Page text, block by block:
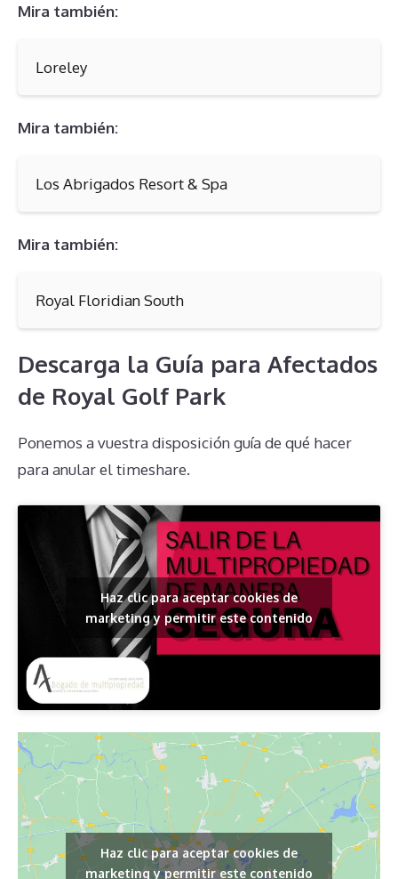
Mira también:
Loreley
Mira también:
Los Abrigados Resort & Spa
Mira también:
Royal Floridian South
Descarga la Guía para Afectados
de Royal Golf Park
Ponemos a vuestra disposición guía de qué hacer
para anular el timeshare.
Haz clic para aceptar cookies de
marketing y permitir este contenido
Haz clic para aceptar cookies de
marketing y permitir este contenido